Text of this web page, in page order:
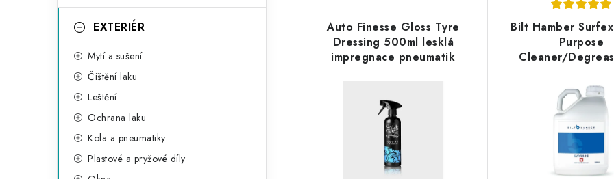
EXTERIÉR
Mytí a sušení
Čištění laku
Leštění
Ochrana laku
Kola a pneumatiky
Plastové a pryžové díly
e
n
Auto Finesse Gloss Tyre
Dressing 500ml lesklá
impregnace pneumatik
Bilt Hamber
Purpose
Cleaner/